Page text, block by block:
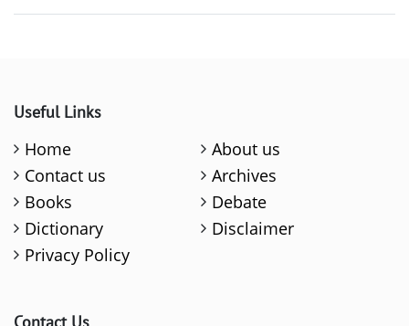
Useful Links
Home
About us
Contact us
Archives
Books
Debate
Dictionary
Disclaimer
Privacy Policy
Contact Us